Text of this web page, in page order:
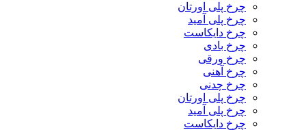
چرخ پلی اورتان
چرخ پلی آمید
چرخ دایکاست
چرخ بادی
چرخ ورقی
چرخ آهنی
چرخ چدنی
چرخ پلی اورتان
چرخ پلی آمید
چرخ دایکاست